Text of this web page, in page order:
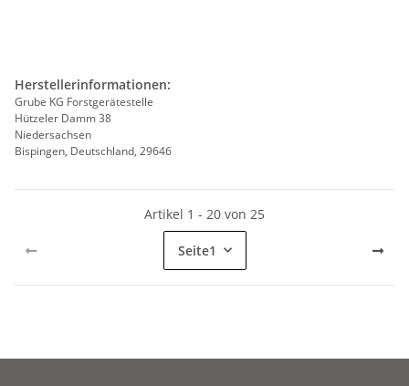
Herstellerinformationen:
Grube KG Forstgerätestelle
Hützeler Damm 38
Niedersachsen
Bispingen, Deutschland, 29646
Artikel 1 - 20 von 25
Seite1